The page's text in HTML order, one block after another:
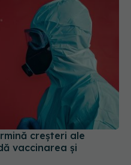
creșteri ale
vaccinarea și